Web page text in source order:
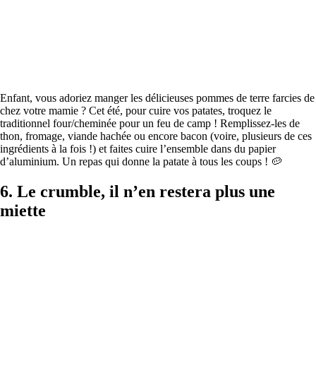
Enfant, vous adoriez manger les délicieuses pommes de terre farcies de
chez votre mamie ? Cet été, pour cuire vos patates, troquez le
traditionnel four/cheminée pour un feu de camp ! Remplissez-les de
thon, fromage, viande hachée ou encore bacon (voire, plusieurs de ces
ingrédients à la fois !) et faites cuire l’ensemble dans du papier
d’aluminium. Un repas qui donne la patate à tous les coups ! 🥔
6. Le crumble, il n’en restera plus une
miette